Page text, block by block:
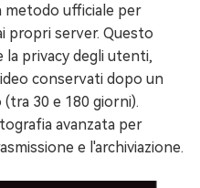
metodo ufficiale per
propri server. Questo
la privacy degli utenti,
conservati dopo un
30 e 180 giorni).
avanzata per
e l'archiviazione.